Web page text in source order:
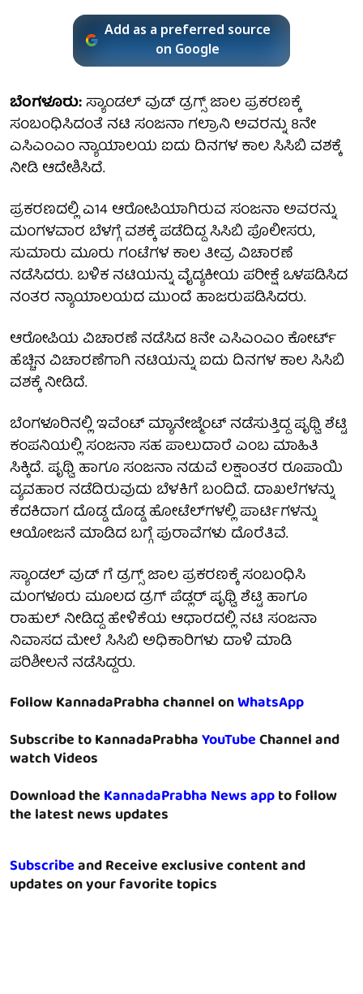
Add as a preferred source
on Google
ಬೆಂಗಳೂರು:ಸ್ಯಾಂಡಲ್ ವುಡ್ ಡ್ರಗ್ಸ್ ಜಾಲ ಪ್ರಕರಣಕ್ಕೆ
ಸಂಬಂಧಿಸಿದಂತೆ ನಟಿ ಸಂಜನಾ ಗಲ್ರಾನಿ ಅವರನ್ನು 8ನೇ
ಎಸಿಎಂಎಂ ನ್ಯಾಯಾಲಯ ಐದು ದಿನಗಳ ಕಾಲ ಸಿಸಿಬಿ ವಶಕ್ಕೆ
ನೀಡಿ ಆದೇಶಿಸಿದೆ.
ಪ್ರಕರಣದಲ್ಲಿ ಎ14 ಆರೋಪಿಯಾಗಿರುವ ಸಂಜನಾ ಅವರನ್ನು
ಮಂಗಳವಾರ ಬೆಳಗ್ಗೆ ವಶಕ್ಕೆ ಪಡೆದಿದ್ದ ಸಿಸಿಬಿ ಪೊಲೀಸರು,
ಸುಮಾರು ಮೂರು ಗಂಟೆಗಳ ಕಾಲ ತೀವ್ರ ವಿಚಾರಣೆ
ನಡೆಸಿದರು. ಬಳಿಕ ನಟಿಯನ್ನು ವೈದ್ಯಕೀಯ ಪರೀಕ್ಷೆ ಒಳಪಡಿಸಿದ
ನಂತರ ನ್ಯಾಯಾಲಯದ ಮುಂದೆ ಹಾಜರುಪಡಿಸಿದರು.
ಆರೋಪಿಯ ವಿಚಾರಣೆ ನಡೆಸಿದ 8ನೇ ಎಸಿಎಂಎಂ ಕೋರ್ಟ್
ಹೆಚ್ಚಿನ ವಿಚಾರಣೆಗಾಗಿ ನಟಿಯನ್ನು ಐದು ದಿನಗಳ ಕಾಲ ಸಿಸಿಬಿ
ವಶಕ್ಕೆ ನೀಡಿದೆ.
ಬೆಂಗಳೂರಿನಲ್ಲಿ ಇವೆಂಟ್ ಮ್ಯಾನೇಜ್ಮೆಂಟ್ ನಡೆಸುತ್ತಿದ್ದ ಪೃಥ್ವಿ ಶೆಟ್ಟಿ
ಕಂಪನಿಯಲ್ಲಿ ಸಂಜನಾ ಸಹ ಪಾಲುದಾರೆ ಎಂಬ ಮಾಹಿತಿ
ಸಿಕ್ಕಿದೆ. ಪೃಥ್ವಿ ಹಾಗೂ ಸಂಜನಾ ನಡುವೆ ಲಕ್ಷಾಂತರ ರೂಪಾಯಿ
ವ್ಯವಹಾರ ನಡೆದಿರುವುದು ಬೆಳಕಿಗೆ ಬಂದಿದೆ. ದಾಖಲೆಗಳನ್ನು
ಕೆದಕಿದಾಗ ದೊಡ್ಡ ದೊಡ್ಡ ಹೋಟೆಲ್‌ಗಳಲ್ಲಿ ಪಾರ್ಟಿಗಳನ್ನು
ಆಯೋಜನೆ ಮಾಡಿದ ಬಗ್ಗೆ ಪುರಾವೆಗಳು ದೊರೆತಿವೆ.
ಸ್ಯಾಂಡಲ್ ವುಡ್ ಗೆ ಡ್ರಗ್ಸ್ ಜಾಲ ಪ್ರಕರಣಕ್ಕೆ ಸಂಬಂಧಿಸಿ
ಮಂಗಳೂರು ಮೂಲದ ಡ್ರಗ್ ಪೆಡ್ಲರ್ ಪೃಥ್ವಿ ಶೆಟ್ಟಿ ಹಾಗೂ
ರಾಹುಲ್ ನೀಡಿದ್ದ ಹೇಳಿಕೆಯ ಆಧಾರದಲ್ಲಿ ನಟಿ ಸಂಜನಾ
ನಿವಾಸದ ಮೇಲೆ ಸಿಸಿಬಿ ಅಧಿಕಾರಿಗಳು ದಾಳಿ ಮಾಡಿ
ಪರಿಶೀಲನೆ ನಡೆಸಿದ್ದರು.
Follow KannadaPrabha channel onWhatsApp
Subscribe to KannadaPrabhaYouTubeChannel and
watch Videos
Download theKannadaPrabha News appto follow
the latest news updates
Subscribeand Receive exclusive content and
updates on your favorite topics